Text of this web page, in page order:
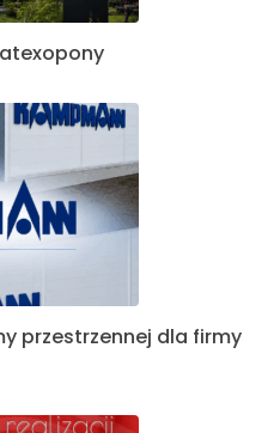
przestrzennej dla firmy